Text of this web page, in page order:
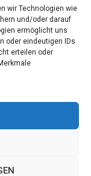
wir Technologien wie
und/oder darauf
ermöglicht uns
oder eindeutigen IDs
erteilen oder